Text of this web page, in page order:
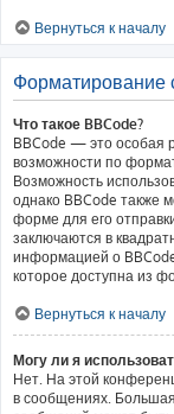
Вернуться к началу
Форматирование
Что такое BBCode?
BBCode — это особая
возможности по
Возможность
однако BBCode также
форме для его
заключаются в
информацией о
которое доступна из
Вернуться к началу
Могу ли я
Нет. На этой
в сообщениях.